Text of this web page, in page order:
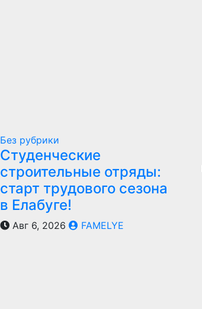
Без рубрики
Студенческие
строительные отряды:
старт трудового сезона
в Елабуге!
Авг 6, 2026 FAMELYE